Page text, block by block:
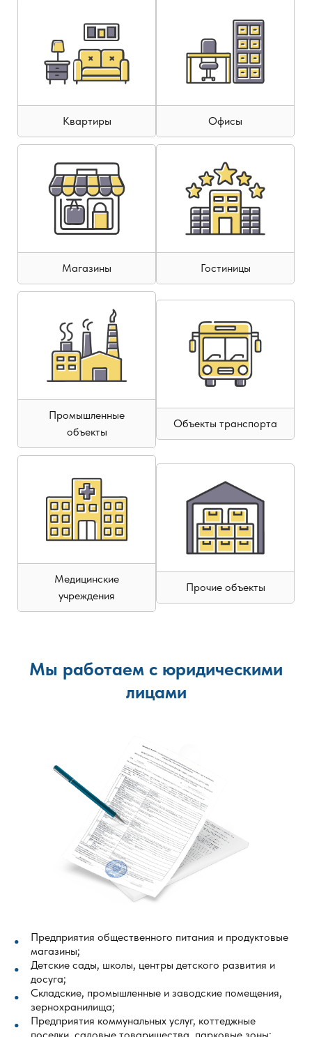
Квартиры Офисы
Магазины Гостиницы
Промышленные
объекты
Объекты транспорта
Медицинские
учреждения
Прочие объекты
Мы работаем с юридическими
лицами
Предприятия общественного питания и продуктовые
магазины;
Детские сады, школы, центры детского развития и
досуга;
Складские, промышленные и заводские помещения,
зернохранилища;
Предприятия коммунальных услуг, коттеджные